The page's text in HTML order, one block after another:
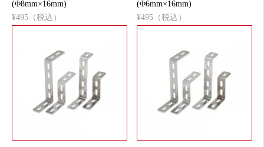
(Φ8mm×16mm)
¥495（税込）
(Φ6mm×16mm)
¥495（税込）